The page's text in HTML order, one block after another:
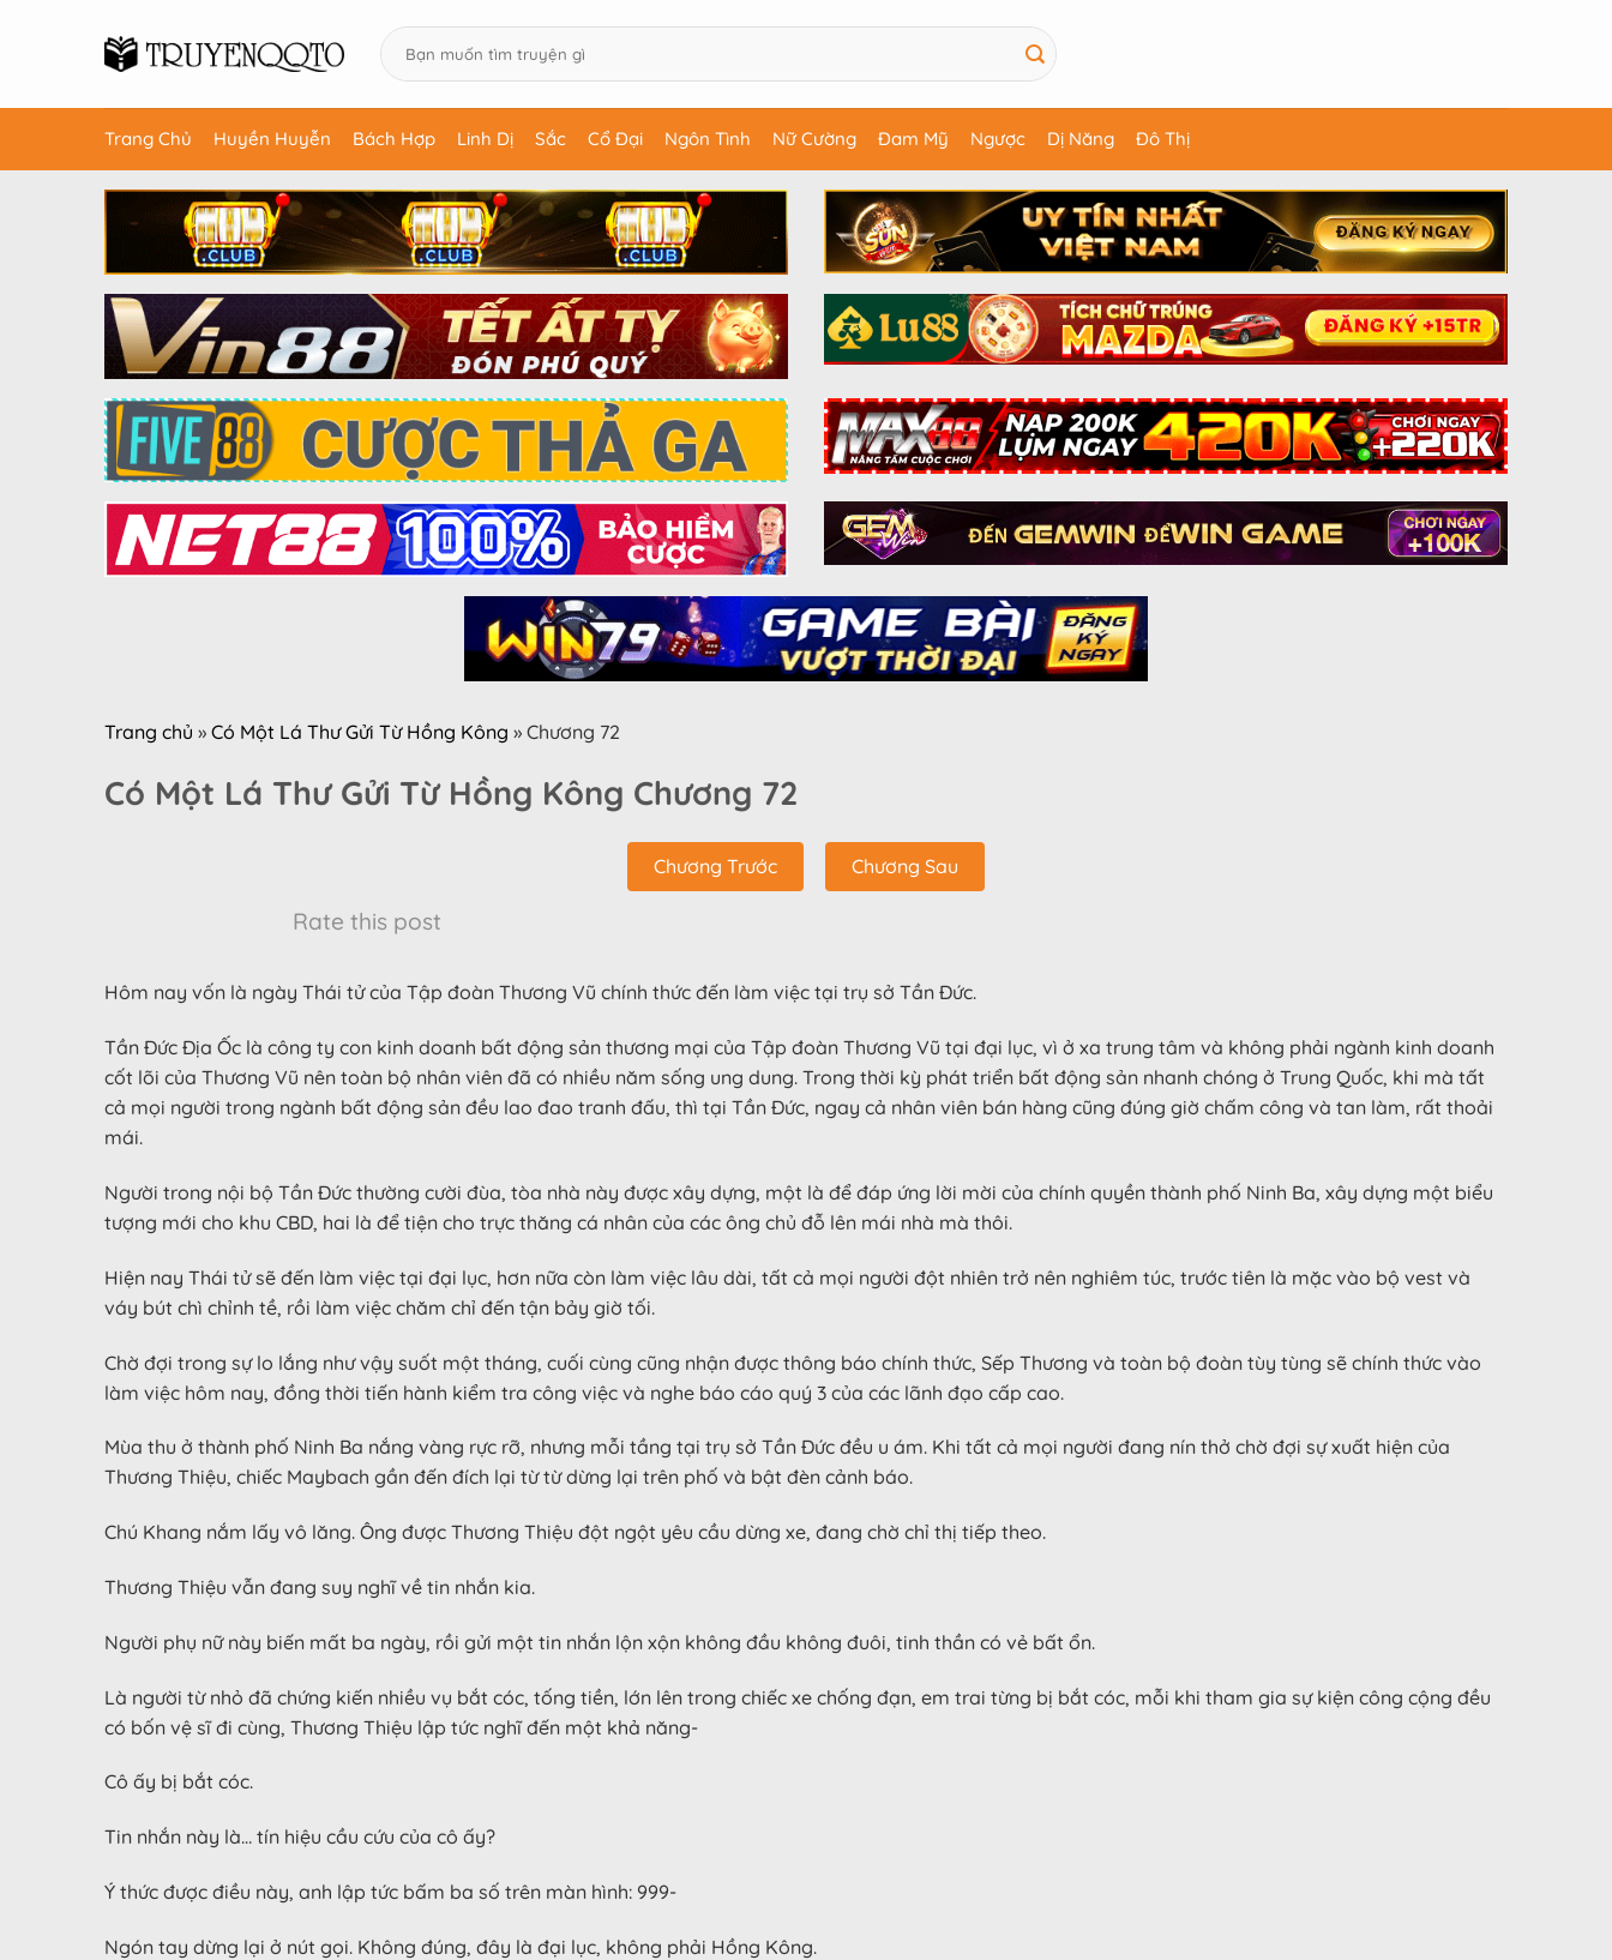
Trang Chủ Huyền Huyễn Bách Hợp Linh Dị Sắc Cổ Đại Ngôn Tình Nữ Cường Đam Mỹ Ngược Dị Năng Đô Thị
Trang chủ » Có Một Lá Thư Gửi Từ Hồng Kông » Chương 72
Có Một Lá Thư Gửi Từ Hồng Kông Chương 72
Chương Trước Chương Sau
Rate this post
Hôm nay vốn là ngày Thái tử của Tập đoàn Thương Vũ chính thức đến làm việc tại trụ sở Tần Đức.
Tần Đức Địa Ốc là công ty con kinh doanh bất động sản thương mại của Tập đoàn Thương Vũ tại đại lục, vì ở xa trung tâm và không phải ngành kinh doanh
cốt lõi của Thương Vũ nên toàn bộ nhân viên đã có nhiều năm sống ung dung. Trong thời kỳ phát triển bất động sản nhanh chóng ở Trung Quốc, khi mà tất
cả mọi người trong ngành bất động sản đều lao đao tranh đấu, thì tại Tần Đức, ngay cả nhân viên bán hàng cũng đúng giờ chấm công và tan làm, rất thoải
mái.
Người trong nội bộ Tần Đức thường cười đùa, tòa nhà này được xây dựng, một là để đáp ứng lời mời của chính quyền thành phố Ninh Ba, xây dựng một biểu
tượng mới cho khu CBD, hai là để tiện cho trực thăng cá nhân của các ông chủ đỗ lên mái nhà mà thôi.
Hiện nay Thái tử sẽ đến làm việc tại đại lục, hơn nữa còn làm việc lâu dài, tất cả mọi người đột nhiên trở nên nghiêm túc, trước tiên là mặc vào bộ vest và
váy bút chì chỉnh tề, rồi làm việc chăm chỉ đến tận bảy giờ tối.
Chờ đợi trong sự lo lắng như vậy suốt một tháng, cuối cùng cũng nhận được thông báo chính thức, Sếp Thương và toàn bộ đoàn tùy tùng sẽ chính thức vào
làm việc hôm nay, đồng thời tiến hành kiểm tra công việc và nghe báo cáo quý 3 của các lãnh đạo cấp cao.
Mùa thu ở thành phố Ninh Ba nắng vàng rực rỡ, nhưng mỗi tầng tại trụ sở Tần Đức đều u ám. Khi tất cả mọi người đang nín thở chờ đợi sự xuất hiện của
Thương Thiệu, chiếc Maybach gần đến đích lại từ từ dừng lại trên phố và bật đèn cảnh báo.
Chú Khang nắm lấy vô lăng. Ông được Thương Thiệu đột ngột yêu cầu dừng xe, đang chờ chỉ thị tiếp theo.
Thương Thiệu vẫn đang suy nghĩ về tin nhắn kia.
Người phụ nữ này biến mất ba ngày, rồi gửi một tin nhắn lộn xộn không đầu không đuôi, tinh thần có vẻ bất ổn.
Là người từ nhỏ đã chứng kiến nhiều vụ bắt cóc, tống tiền, lớn lên trong chiếc xe chống đạn, em trai từng bị bắt cóc, mỗi khi tham gia sự kiện công cộng đều
có bốn vệ sĩ đi cùng, Thương Thiệu lập tức nghĩ đến một khả năng-
Cô ấy bị bắt cóc.
Tin nhắn này là… tín hiệu cầu cứu của cô ấy?
Ý thức được điều này, anh lập tức bấm ba số trên màn hình: 999-
Ngón tay dừng lại ở nút gọi. Không đúng, đây là đại lục, không phải Hồng Kông.